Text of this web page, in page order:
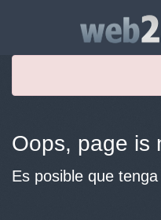
Oops, page is
Es posible que